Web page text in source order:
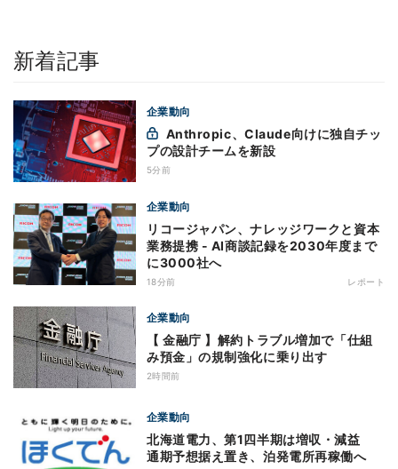
新着記事
企業動向
プの設計チームを新設
5分前
企業動向
リコージャパン、ナレッジワークと資本
業務提携 - AI商談記録を2030年度まで
に3000社へ
18分前 レポート
企業動向
【 金融庁 】解約トラブル増加で「仕組
み預金」の規制強化に乗り出す
2時間前
企業動向
北海道電力、第1四半期は増収・減益
通期予想据え置き、泊発電所再稼働へ